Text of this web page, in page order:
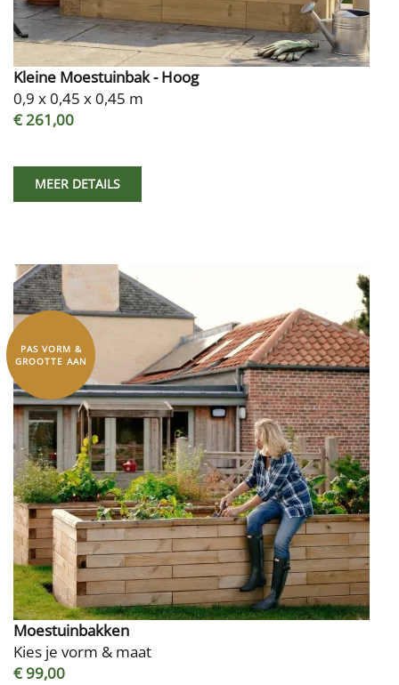
Kleine Moestuinbak - Hoog
0,9 x 0,45 x 0,45 m
€ 261,00
MEER DETAILS
PAS VORM &
GROOTTE AAN
Moestuinbakken
Kies je vorm & maat
€ 99,00